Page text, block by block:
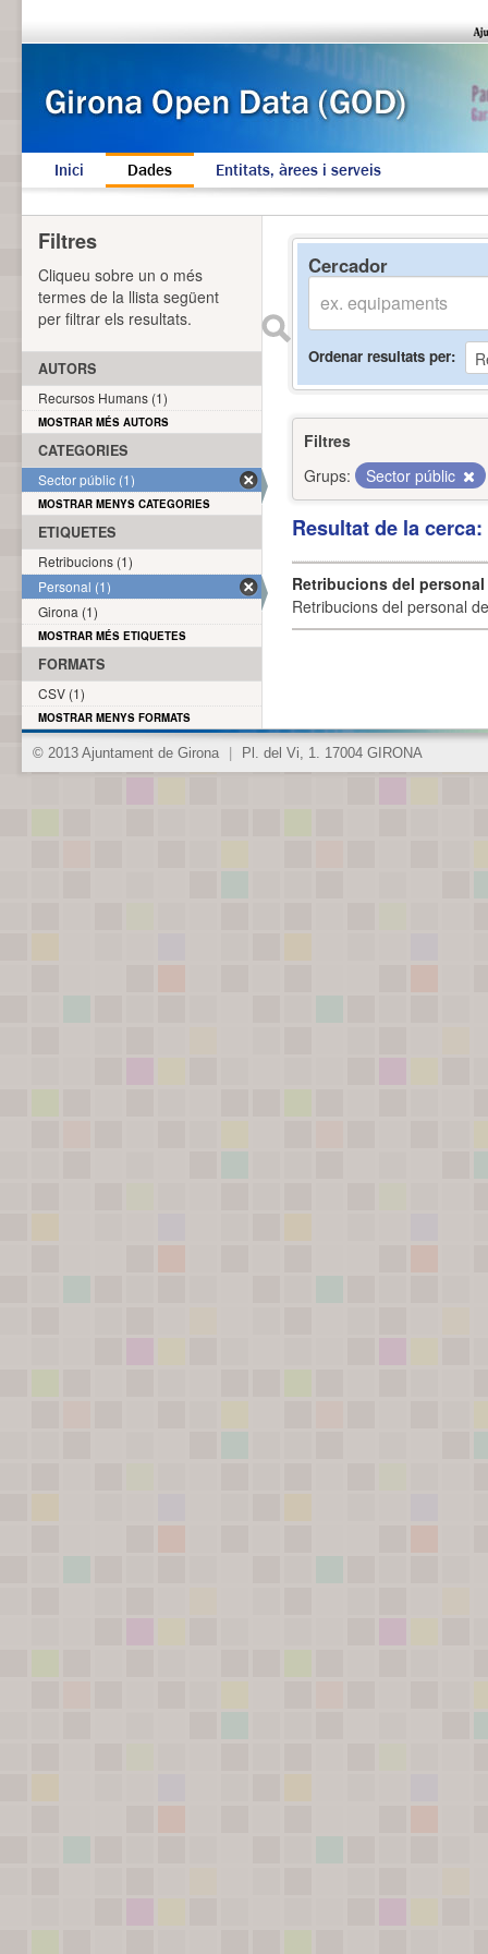
Inici Dades Entitats, àrees i serveis
Cercador
Ordenar resultats per
Filtres
Grups:
Sector públic
Resultat de la
Retribucions del
Retribucions del personal
Filtres
Cliqueu sobre un o més
termes de la llista següent
per filtrar els resultats.
AUTORS
Recursos Humans (1)
MOSTRAR MÉS AUTORS
CATEGORIES
Sector públic (1)
MOSTRAR MENYS CATEGORIES
ETIQUETES
Retribucions (1)
Personal (1)
Girona (1)
MOSTRAR MÉS ETIQUETES
FORMATS
CSV (1)
MOSTRAR MENYS FORMATS
© 2013 Ajuntament de Girona Pl. del Vi, 1. 17004 GIRONA